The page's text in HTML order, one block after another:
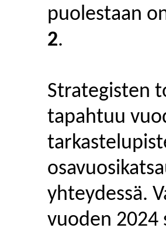
puolestaan
2.
Strategisten
tapahtuu
yhteydessä.
vuoden 2024